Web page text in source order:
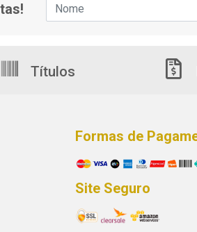
Títulos
Formas de
Site Seguro